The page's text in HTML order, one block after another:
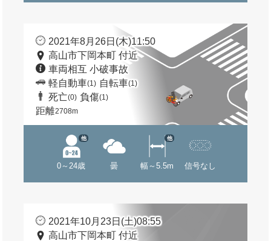
2021年8月26日(木)11:50
高山市下岡本町 付近
車両相互 小破事故
軽自動車(1) 自転車(1)
死亡(0) 負傷(1)
距離2708m
0～24歳
他
曇 幅～5.5m
他
信号なし
2021年10月23日(土)08:55
高山市下岡本町 付近